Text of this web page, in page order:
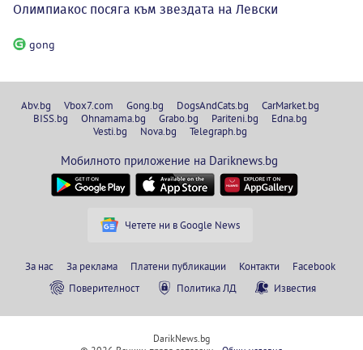
Олимпиакос посяга към звездата на Левски
gong
Abv.bg Vbox7.com Gong.bg DogsAndCats.bg
CarMarket.bg
BISS.bg
Ohnamama.bg Grabo.bg Pariteni.bg
Edna.bg
Vesti.bg
Nova.bg Telegraph.bg
Мобилното приложение на Dariknews.bg
Четете ни в Google News
За нас За реклама Платени публикации Контакти
Facebook
Поверителност
Политика ЛД Известия
DarikNews.bg